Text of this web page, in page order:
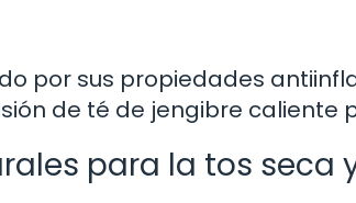
por sus propiedades
de té de jengibre caliente
para la tos seca